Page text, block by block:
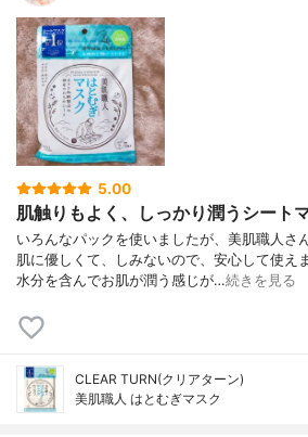
5.00
肌触りもよく、しっかり潤うシート
いろんなパックを使いましたが、美肌職人さ
肌に優しくて、しみないので、安心して使え
水分を含んでお肌が潤う感じが…続きを見る
CLEAR TURN(クリアターン)
美肌職人 はとむぎマスク